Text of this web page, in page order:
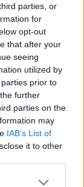
parties, or
for
opt-out
that after your
seeing
utilized by
prior to
further
parties on the
may
IAB’s List of
it to other
mancanza dei
ma è
fiducia in se
conversazione
sentimenti.
sue scelte
ed empatico.
semplicemente
i capelli
reciproca